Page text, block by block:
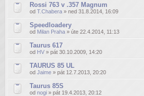
Rossi 763 v .357 Magnum
od T.Chabera » ned 31.8.2014, 16:09
Speedloadery
od Milan Praha » úte 22.4.2014, 11:13
Taurus 617
od HV » pát 30.10.2009, 14:20
TAURUS 85 UL
od Jaime » pát 12.7.2013, 20:20
Taurus 85S
od nogi » pát 19.4.2013, 20:12